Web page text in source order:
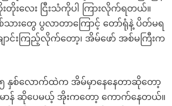
းလေး ငြီးသံကိုပါ ကြားလိုက်ရတယ်။
စ်သားတွေ ပွလာတာကြောင့် တော်ရုံနဲ့ ပိတ်မရ
ာင်းကြည့်လိုက်တော့၊ အိမ်ဖော် အစ်မကြီးက
နှစ်လောက်ထဲက အိမ်မှာနေနေတာဆိုတော့
ဆိုပေမယ့် အိုးကတော့ ကောက်နေတယ်။